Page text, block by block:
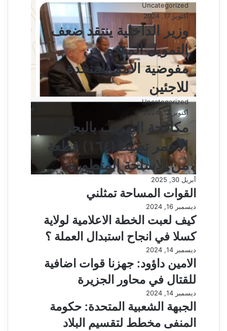
Uncategorized
أكتوبر 17, 2024
وزير الداخلية ينتقد ضعف
التمويل المقدم من
مفوضية الأمم المتحدة
للاجئين
Uncategorized
أكتوبر 12, 2024
مكافحة التهريب بالبحر
الأحمر تضبط(١٦٤) قطعة
من الاسلحة المتطورة
أبريل 30, 2025
القوات المساحة تمثلني
ديسمبر 16, 2024
كيف لعبت الخطة الاعلامية لولاية
كسلا في انجاح استبدال العملة ؟
ديسمبر 14, 2024
الامين داؤود: جهزنا قوات اضافية
للقتال في محاور الجزيرة
ديسمبر 14, 2024
الجبهة الشعبية المتحدة: حكومة
المنفى مخطط لتقسيم البلاد